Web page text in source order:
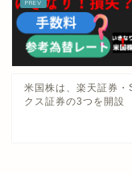
米国株は、楽天証券・
クス証券の3つを開設